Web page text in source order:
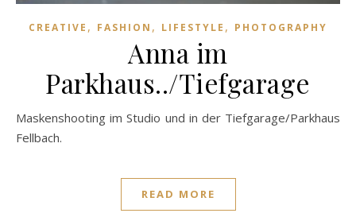
CREATIVE , FASHION , LIFESTYLE , PHOTOGRAPHY
Anna im
Parkhaus../Tiefgarage
Maskenshooting im Studio und in der Tiefgarage/Parkhaus
Fellbach.
READ MORE